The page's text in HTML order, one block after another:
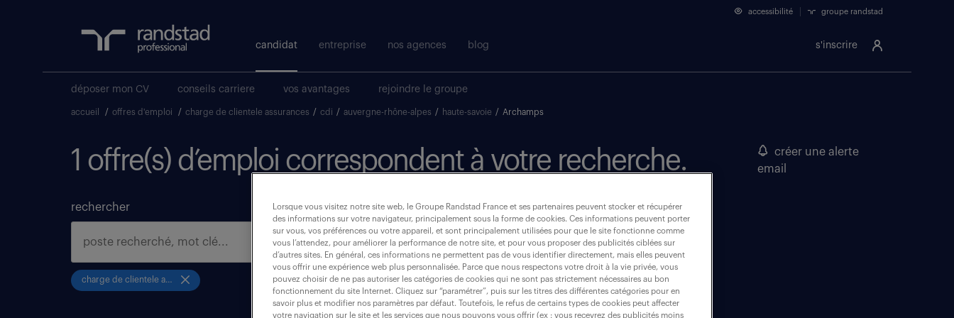
s'inscrire
accessibilité groupe randstad
candidat entreprise nos agences blog
déposer mon CV conseils carriere vos avantages rejoindre le groupe
accueil / offres d'emploi / charge de clientele assurances / cdi / auvergne-rhône-alpes / haute-savoie / Archamps
1 offre(s) d’emploi correspondent à votre recherche.
créer une alerte
email
rechercher
charge de clientele assurances
où ?
archamps (74160)
CDI(1)
Lorsque vous visitez notre site web, le Groupe Randstad France et ses partenaires peuvent stocker et récupérer
des informations sur votre navigateur, principalement sous la forme de cookies. Ces informations peuvent porter
sur vous, vos préférences ou votre appareil, et sont principalement utilisées pour que le site fonctionne comme
vous l’attendez, pour améliorer la performance de notre site, et pour vous proposer des publicités ciblées sur
d’autres sites. En général, ces informations ne permettent pas de vous identifier directement, mais elles peuvent
vous offrir une expérience web plus personnalisée. Parce que nous respectons votre droit à la vie privée, vous
pouvez choisir de ne pas autoriser les catégories de cookies qui ne sont pas strictement nécessaires au bon
fonctionnement du site Internet. Cliquez sur “paramétrer”, puis sur les titres des différentes catégories pour en
savoir plus et modifier nos paramètres par défaut. Toutefois, le refus de certains types de cookies peut affecter
votre navigation sur le site et les services que nous pouvons vous offrir (ex : vous recevrez des publicités moins